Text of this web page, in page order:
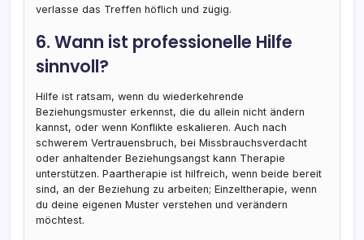
verlasse das Treffen höflich und zügig.
6. Wann ist professionelle Hilfe
sinnvoll?
Hilfe ist ratsam, wenn du wiederkehrende
Beziehungsmuster erkennst, die du allein nicht ändern
kannst, oder wenn Konflikte eskalieren. Auch nach
schwerem Vertrauensbruch, bei Missbrauchsverdacht
oder anhaltender Beziehungsangst kann Therapie
unterstützen. Paartherapie ist hilfreich, wenn beide bereit
sind, an der Beziehung zu arbeiten; Einzeltherapie, wenn
du deine eigenen Muster verstehen und verändern
möchtest.